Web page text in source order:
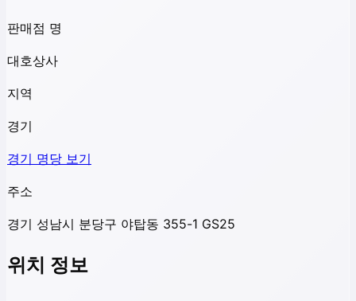
판매점 명
대호상사
지역
경기
경기 명당 보기
주소
경기 성남시 분당구 야탑동 355-1 GS25
위치 정보